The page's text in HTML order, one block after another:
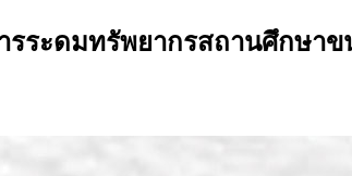
รระดมทรัพยากรสถานศึกษ